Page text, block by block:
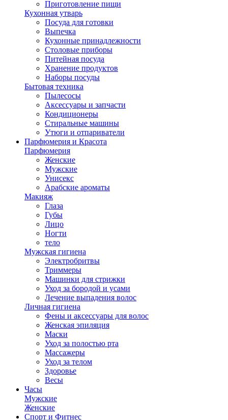
Приготовление пищи
Кухонная утварь
Посуда для готовки
Выпечка
Кухонные принадлежности
Столовые приборы
Питейная посуда
Хранение продуктов
Наборы посуды
Бытовая техника
Пылесосы
Аксессуары и запчасти
Кондиционеры
Стиральные машины
Утюги и отпариватели
Парфюмерия и Красота
Парфюмерия
Женские
Мужские
Унисекс
Арабские ароматы
Макияж
Глаза
Губы
Лицо
Ногти
тело
Мужская гигиена
Электробритвы
Триммеры
Машинки для стрижки
Уход за бородой и усами
Лечение выпадения волос
Личная гигиена
Фены и аксессуары для волос
Женская эпиляция
Маски
Уход за полостью рта
Массажеры
Уход за телом
Здоровье
Весы
Часы
Мужские
Женские
Спорт и Фитнес